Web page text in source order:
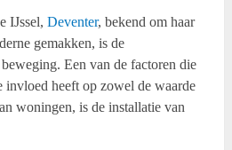
IJssel,Deventer, bekend om haar
gemakken, is de
Een van de factoren die
invloed heeft op zowel de waarde
woningen, is de installatie van